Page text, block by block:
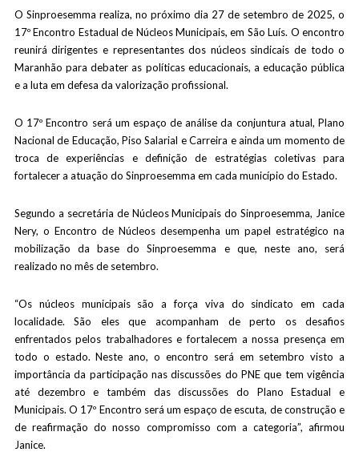
O Sinproesemma realiza, no próximo dia 27 de setembro de 2025, o
17º Encontro Estadual de Núcleos Municipais, em São Luís. O encontro
reunirá dirigentes e representantes dos núcleos sindicais de todo o
Maranhão para debater as políticas educacionais, a educação pública
e a luta em defesa da valorização profissional.
O 17º Encontro será um espaço de análise da conjuntura atual, Plano
Nacional de Educação, Piso Salarial e Carreira e ainda um momento de
troca de experiências e definição de estratégias coletivas para
fortalecer a atuação do Sinproesemma em cada município do Estado.
Segundo a secretária de Núcleos Municipais do Sinproesemma, Janice
Nery, o Encontro de Núcleos desempenha um papel estratégico na
mobilização da base do Sinproesemma e que, neste ano, será
realizado no mês de setembro.
“Os núcleos municipais são a força viva do sindicato em cada
localidade. São eles que acompanham de perto os desafios
enfrentados pelos trabalhadores e fortalecem a nossa presença em
todo o estado. Neste ano, o encontro será em setembro visto a
importância da participação nas discussões do PNE que tem vigência
até dezembro e também das discussões do Plano Estadual e
Municipais. O 17º Encontro será um espaço de escuta, de construção e
de reafirmação do nosso compromisso com a categoria”, afirmou
Janice.